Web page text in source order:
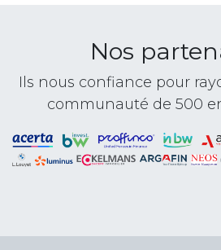
Nos
Ils nous confiance pour
communauté de 500